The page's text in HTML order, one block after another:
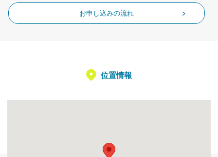
お申し込みの流れ
位置情報